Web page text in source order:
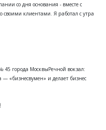
со дня основания - вместе с
клиентами. Я работал с утра
города МосквыРечной вокзал:
«бизнесвумен» и делает бизнес